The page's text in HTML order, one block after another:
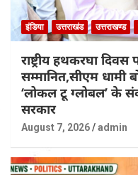
इंडिया उत्तराखंड उत्तराखण्ड
राष्ट्रीय हथकरघा
सम्मानित,सीएम
‘लोकल टू ग्लोबल’ के
सरकार
August 7, 2026 admin